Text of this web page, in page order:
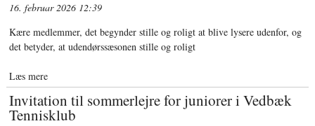
16. februar 2026 12:39
Kære medlemmer, det begynder stille og roligt at blive lysere udenfor, og
det betyder, at udendørssæsonen stille og roligt
Læs mere
Invitation til sommerlejre for juniorer i Vedbæk
Tennisklub